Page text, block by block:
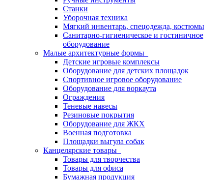
Станки
Уборочная техника
Мягкий инвентарь, спецодежда, костюмы
Санитарно-гигиеническое и гостиничное
оборудование
Малые архитектурные формы
Детские игровые комплексы
Оборудование для детских площадок
Спортивное игровое оборудование
Оборудование для воркаута
Ограждения
Теневые навесы
Резиновые покрытия
Оборудование для ЖКХ
Военная подготовка
Площадки выгула собак
Канцелярские товары
Товары для творчества
Товары для офиса
Бумажная продукция